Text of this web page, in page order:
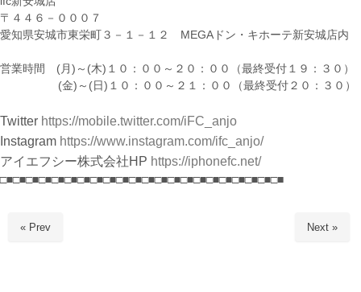
〒４４６－０００７
愛知県安城市東栄町３－１－１２ MEGAドン・キホーテ新安城店内
営業時間 (月)～(木)１０：００～２０：００（最終受付１９：３０）
(金)～(日)１０：００～２１：００（最終受付２０：３０）
Twitter https://mobile.twitter.com/iFC_anjo
Instagram https://www.instagram.com/ifc_anjo/
アイエフシー株式会社HP https://iphonefc.net/
□■□■□■□■□■□■□■□■□■□■□■□■□■□■□■□■□■□■□■□■□■□■
« Prev Next »